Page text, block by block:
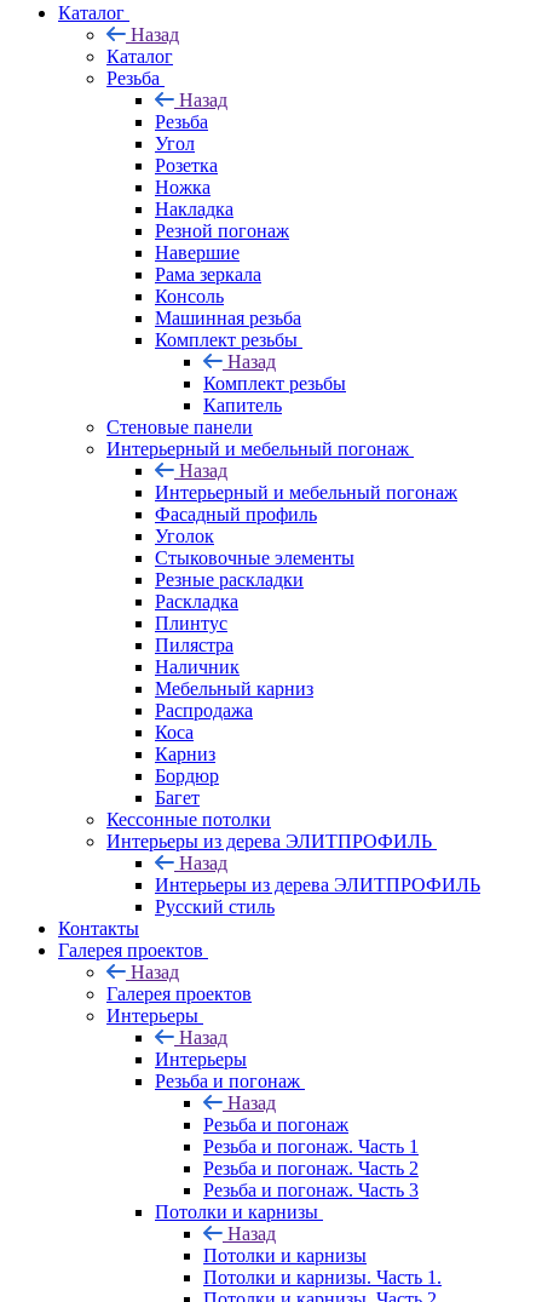
Каталог
Назад
Каталог
Резьба
Назад
Резьба
Угол
Розетка
Ножка
Накладка
Резной погонаж
Навершие
Рама зеркала
Консоль
Машинная резьба
Комплект резьбы
Назад
Комплект резьбы
Капитель
Стеновые панели
Интерьерный и мебельный погонаж
Назад
Интерьерный и мебельный погонаж
Фасадный профиль
Уголок
Стыковочные элементы
Резные раскладки
Раскладка
Плинтус
Пилястра
Наличник
Мебельный карниз
Распродажа
Коса
Карниз
Бордюр
Багет
Кессонные потолки
Интерьеры из дерева ЭЛИТПРОФИЛЬ
Назад
Интерьеры из дерева ЭЛИТПРОФИЛЬ
Русский стиль
Контакты
Галерея проектов
Назад
Галерея проектов
Интерьеры
Назад
Интерьеры
Резьба и погонаж
Назад
Резьба и погонаж
Резьба и погонаж. Часть 1
Резьба и погонаж. Часть 2
Резьба и погонаж. Часть 3
Потолки и карнизы
Назад
Потолки и карнизы
Потолки и карнизы. Часть 1.